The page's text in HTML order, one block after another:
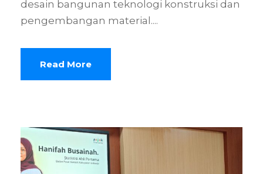
desain bangunan teknologi konstruksi dan
pengembangan material....
Read More